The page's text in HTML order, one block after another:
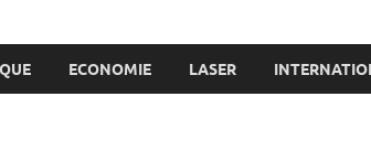
ECONOMIE LASER